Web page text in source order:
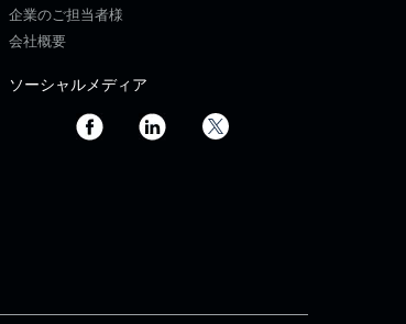
企業のご担当者様
会社概要
ソーシャルメディア